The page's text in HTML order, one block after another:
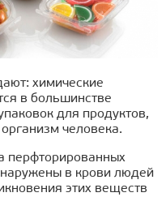
химические
в большинстве
для продуктов,
человека.
перфторированных
в крови людей
этих веществ